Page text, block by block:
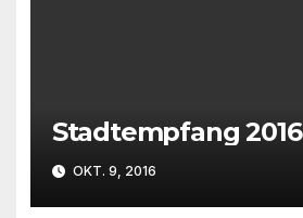
Stadtempfang 2016
OKT. 9, 2016